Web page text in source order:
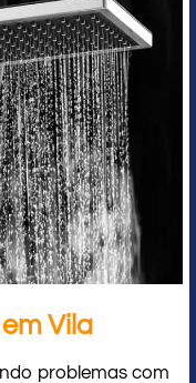
Vila
problemas com